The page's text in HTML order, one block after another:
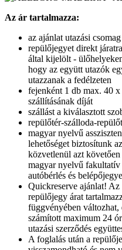
Az ár tartalmazza:
az ajánlat utazási csomag
repülőjegyet direkt
által kijelölt -
hogy az együtt utazók
utazzanak a fedélzeten
fejenként 1 db max. 40
szállításának díját
szállást a kiválasztott
repülőtér-szálloda-
magyar nyelvű
lehetőséget biztosítunk
közvetlenül azt
magyar nyelvű
autóbérlés és
Quickreserve ajánlat! Az
repülőjegy árat
függvényében változhat,
számított maximum 24
utazási szerződés
A foglalás után a